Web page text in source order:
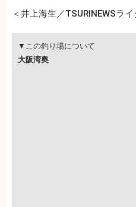
＜井上海生／TSURINEWSライ
▼この釣り場について
大阪湾奥